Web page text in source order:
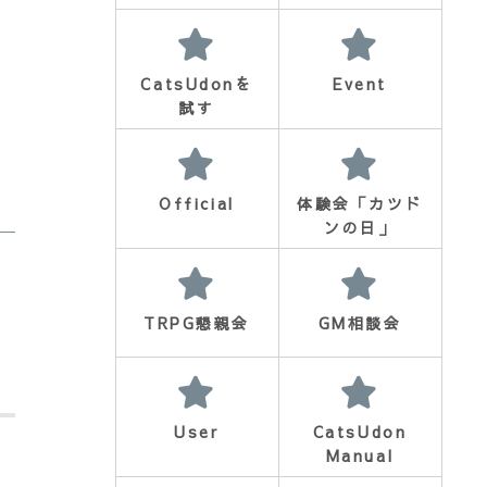
CatsUdonを
試す
Event
Official
体験会「カツド
ンの日」
TRPG懇親会 GM相談会
User
CatsUdon
Manual